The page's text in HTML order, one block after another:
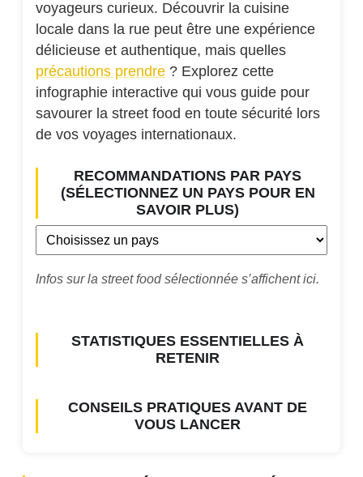
voyageurs curieux. Découvrir la cuisine
locale dans la rue peut être une expérience
délicieuse et authentique, mais quelles
précautions prendre ? Explorez cette
infographie interactive qui vous guide pour
savourer la street food en toute sécurité lors
de vos voyages internationaux.
RECOMMANDATIONS PAR PAYS
(SÉLECTIONNEZ UN PAYS POUR EN
SAVOIR PLUS)
Infos sur la street food sélectionnée s’affichent ici.
STATISTIQUES ESSENTIELLES À
RETENIR
CONSEILS PRATIQUES AVANT DE
VOUS LANCER